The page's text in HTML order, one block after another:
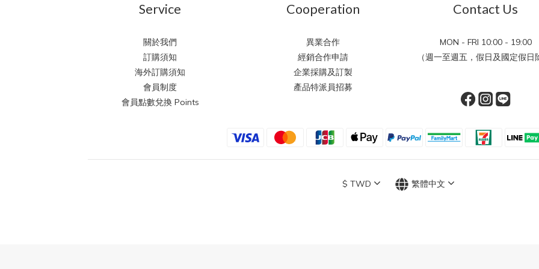
Service
關於我們
訂購須知
海外訂購須知
會員制度
會員點數兌換 Points
Cooperation
異業合作
經銷合作申請
企業採購及訂製
產品特派員招募
Contact Us
MON - FRI 10:00 - 19:00
（週一至週五，假日及國定假日
$ TWD 繁體中文